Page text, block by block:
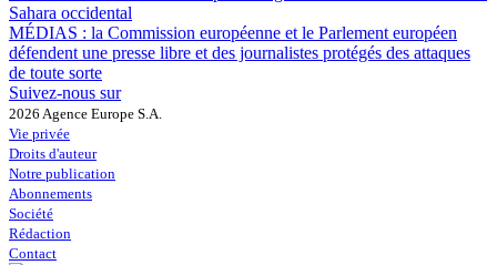
Sahara occidental
MÉDIAS : la Commission européenne et le Parlement européen
défendent une presse libre et des journalistes protégés des attaques
de toute sorte
Suivez-nous sur
2026 Agence Europe S.A.
Vie privée
Droits d'auteur
Notre publication
Abonnements
Société
Rédaction
Contact